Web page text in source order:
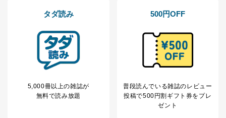
法令に基づく場合
人の生命､身体または財産の保護のために必要がある
場合であって、本人の同意を得ることが困難であると
き。
公衆衛生の向上または児童の健全な育成の推進のため
に特に必要がある場合であって、本人の同意を得るこ
国の機関もしくは地方公共団体またはその委託を受け
た者が法令の定める事務を遂行することに対して協力
する必要がある場合であって、本人の同意を得ること
タダ読み
5,000冊以上の雑誌が
無料で読み放題
500円OFF
普段読んでいる雑誌のレビュー
投稿で500円割ギフト券をプレ
ゼント